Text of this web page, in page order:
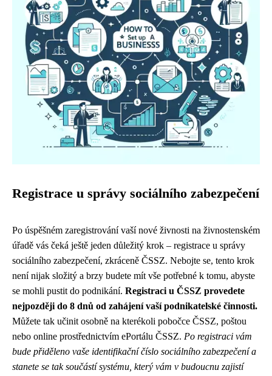
Registrace u správy sociálního zabezpečení
Po úspěšném zaregistrování vaší nové živnosti na živnostenském
úřadě vás čeká ještě jeden důležitý krok – registrace u správy
sociálního zabezpečení, zkráceně ČSSZ. Nebojte se, tento krok
není nijak složitý a brzy budete mít vše potřebné k tomu, abyste
se mohli pustit do podnikání. Registraci u ČSSZ provedete
nejpozději do 8 dnů od zahájení vaší podnikatelské činnosti.
Můžete tak učinit osobně na kterékoli pobočce ČSSZ, poštou
nebo online prostřednictvím ePortálu ČSSZ. Po registraci vám
bude přiděleno vaše identifikační číslo sociálního zabezpečení a
stanete se tak součástí systému, který vám v budoucnu zajistí